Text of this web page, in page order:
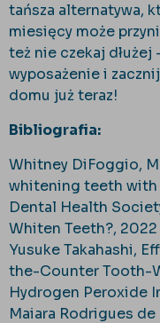
tańsza alternatywa,
miesięcy może
też nie czekaj dłużej
wyposażenie i
domu już teraz!
Bibliografia:
Whitney DiFoggio,
whitening teeth with
Dental Health
Whiten Teeth?, 2022
Yusuke Takahashi,
the-Counter Tooth-
Hydrogen Peroxide
Maiara Rodrigues